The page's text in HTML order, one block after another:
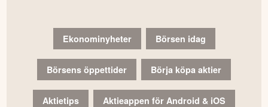
Ekonominyheter Börsen idag
Börsens öppettider Börja köpa aktier
Aktietips Aktieappen för Android & iOS